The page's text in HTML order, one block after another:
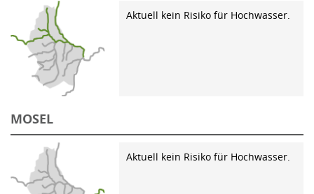
Aktuell kein Risiko für Hochwasser.
MOSEL
Aktuell kein Risiko für Hochwasser.